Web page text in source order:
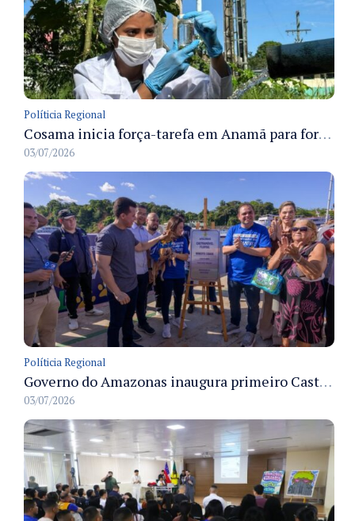
Políticia Regional
Cosama inicia força-tarefa em Anamã para fortalecer abastecimento de água e segurança hídrica da população
03/07/2026
Políticia Regional
Governo do Amazonas inaugura primeiro Castramóvel Fluvial para atendimento veterinário às comunidades ribeirinhas e castração gratuita
03/07/2026